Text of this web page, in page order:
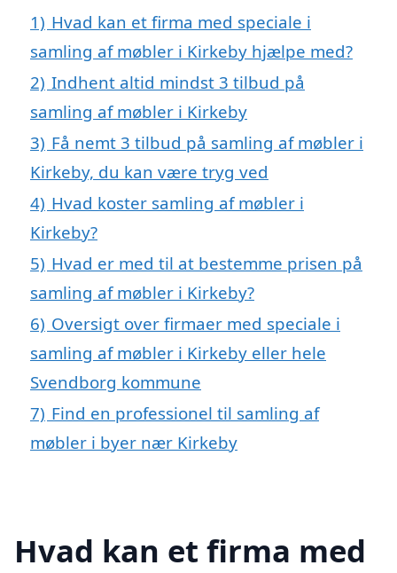
1) Hvad kan et firma med speciale i
samling af møbler i Kirkeby hjælpe med?
2) Indhent altid mindst 3 tilbud på
samling af møbler i Kirkeby
3) Få nemt 3 tilbud på samling af møbler i
Kirkeby, du kan være tryg ved
4) Hvad koster samling af møbler i
Kirkeby?
5) Hvad er med til at bestemme prisen på
samling af møbler i Kirkeby?
6) Oversigt over firmaer med speciale i
samling af møbler i Kirkeby eller hele
Svendborg kommune
7) Find en professionel til samling af
møbler i byer nær Kirkeby
Hvad kan et firma med